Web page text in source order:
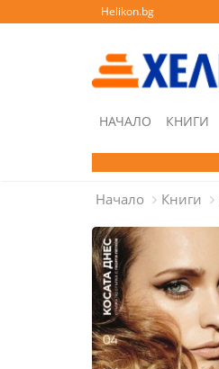
Helikon.bg
НАЧАЛО КНИГИ
Начало Книги